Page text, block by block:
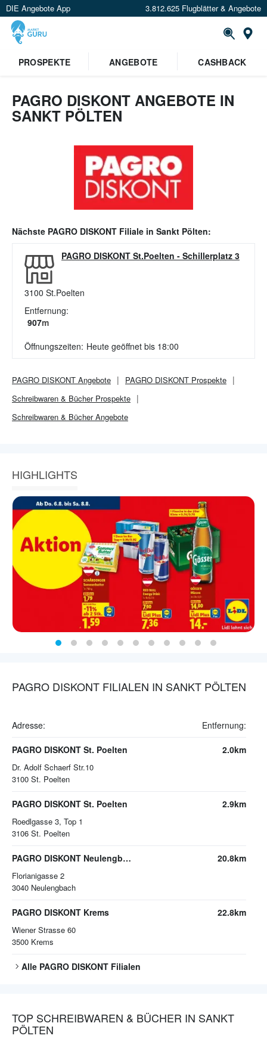
DIE Angebote App 3.812.625 Flugblätter & Angebote
PROSPEKTE
ANGEBOTE CASHBACK
PAGRO DISKONT ANGEBOTE IN
SANKT PÖLTEN
Nächste PAGRO DISKONT Filiale in Sankt Pölten:
PAGRO DISKONT St.Poelten - Schillerplatz 3
3100 St.Poelten
Entfernung:
907m
Öffnungszeiten: Heute geöffnet bis 18:00
PAGRO DISKONT Angebote PAGRO DISKONT Prospekte
Schreibwaren & BücherProspekte
Schreibwaren & BücherAngebote
HIGHLIGHTS
PAGRO DISKONT FILIALEN IN SANKT PÖLTEN
Adresse: Entfernung:
PAGRO DISKONT St. Poelten
Dr. Adolf Schaerf Str.10
3100 St. Poelten
2.0km
PAGRO DISKONT St. Poelten
Roedlgasse 3, Top 1
3106 St. Poelten
2.9km
PAGRO DISKONT Neulengbach
Florianigasse 2
3040 Neulengbach
20.8km
PAGRO DISKONT Krems
Wiener Strasse 60
3500 Krems
22.8km
Alle PAGRO DISKONT Filialen
TOP SCHREIBWAREN & BÜCHER IN SANKT
PÖLTEN